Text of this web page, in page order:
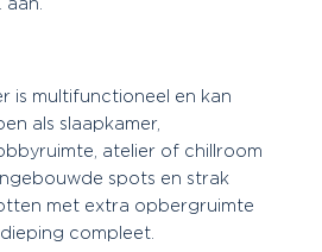
aan.
is multifunctioneel en kan
als slaapkamer,
atelier of chillroom
spots en strak
met extra opbergruimte
compleet.